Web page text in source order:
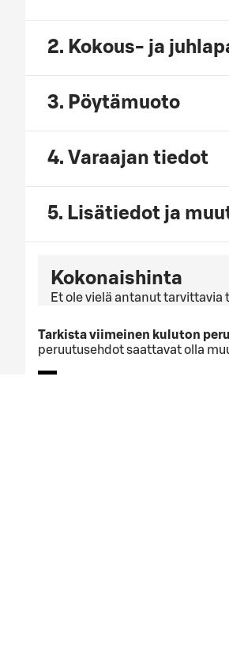
2. Kokous- ja
3. Pöytämuoto
4. Varaajan tiedot
5. Lisätiedot ja
Kokonaishinta
Et ole vielä antanut
Tarkista viimeinen kuluton
peruutusehdot saattavat olla